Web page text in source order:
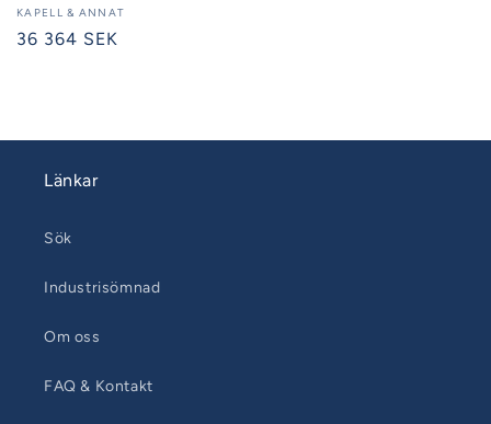
Säljare:
KAPELL & ANNAT
Ordinarie
36 364 SEK
Länkar
Sök
Industrisömnad
Om oss
FAQ & Kontakt